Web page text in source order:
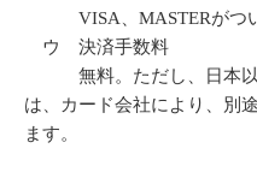
VISA、MASTERがつい
ウ 決済手数料
無料。ただし、日本以
は、カード会社により、別
ます。